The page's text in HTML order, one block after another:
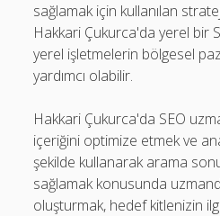
sağlamak için kullanılan
Hakkari Çukurca'da yerel bir
yerel işletmelerin bölgesel
yardımcı olabilir.
Hakkari Çukurca'da SEO
içeriğini optimize etmek ve
şekilde kullanarak arama
sağlamak konusunda
oluşturmak, hedef kitlenizin